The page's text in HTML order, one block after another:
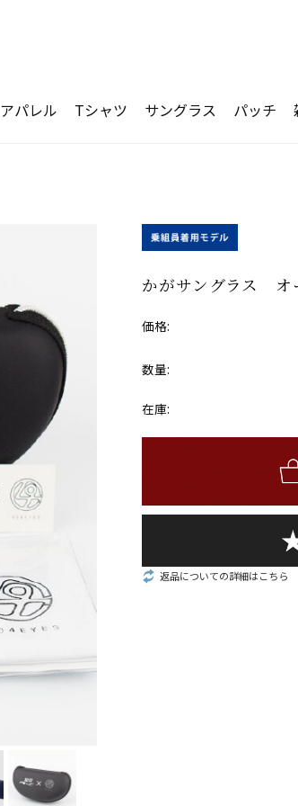
アパレル Tシャツ サングラス パッチ
かがサングラス
価格:
数量:
在庫:
返品についての詳細はこちら